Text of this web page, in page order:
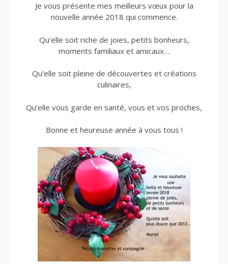
Je vous présente mes meilleurs vœux pour la
nouvelle année 2018 qui commence.
Qu’elle soit riche de joies, petits bonheurs,
moments familiaux et amicaux…
Qu’elle soit pleine de découvertes et créations
culinaires,
Qu’elle vous garde en santé, vous et vos proches,
Bonne et heureuse année à vous tous !